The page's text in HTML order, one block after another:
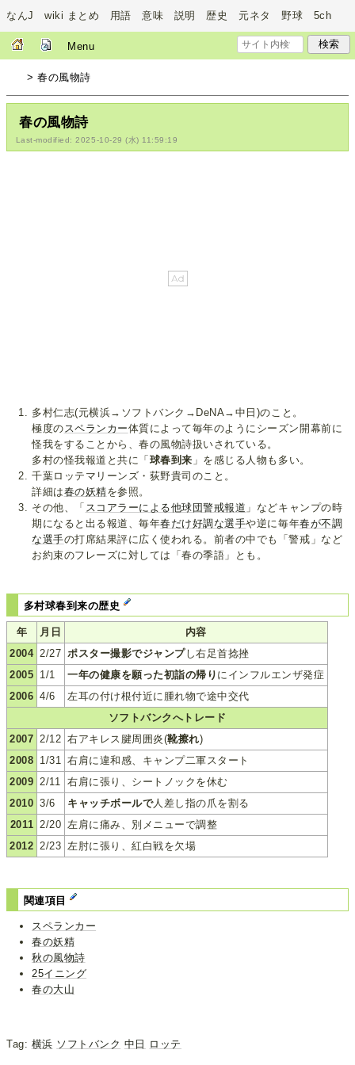
なんJ wiki まとめ 用語 意味 説明 歴史 元ネタ 野球 5ch
Menu
> 春の風物詩
春の風物詩
Last-modified: 2025-10-29 (水) 11:59:19
多村仁志(元横浜→ソフトバンク→DeNA→中日)のこと。
極度の スペランカー体質によって毎年のようにシーズン開幕前に
怪我をすることから、春の風物詩扱いされている。
多村の怪我報道と共に「球春到来 」を感じる人物も多い。
千葉ロッテマリーンズ・荻野貴司のこと。
詳細は春の妖精を参照。
その他、「 スコアラーによる他球団警戒報道 」などキャンプの時
期になると出る報道、毎年春だけ好調な選手や逆に毎年春が不調
な選手の打席結果評に広く使われる。前者の中でも「警戒」など
お約束のフレーズに対しては「春の季語」とも。
多村球春到来の歴史
年 月日
内容
2004 2/27 ポスター撮影でジャンプし右足首捻挫
2005 1/1 一年の健康を願った初詣の帰り にインフルエンザ発症
2006 4/6
左耳の付け根付近に腫れ物で途中交代
ソフトバンクへトレード
2007 2/12 右アキレス腱周囲炎(靴擦れ)
2008 1/31 右肩に違和感、キャンプ二軍スタート
2009 2/11 右肩に張り、シートノックを休む
2010 3/6 キャッチボールで人差し指の爪を割る
2011 2/20 左肩に痛み、別メニューで調整
2012 2/23 左肘に張り、紅白戦を欠場
関連項目
スペランカー
春の妖精
秋の風物詩
25イニング
春の大山
Tag: 横浜 ソフトバンク 中日 ロッテ